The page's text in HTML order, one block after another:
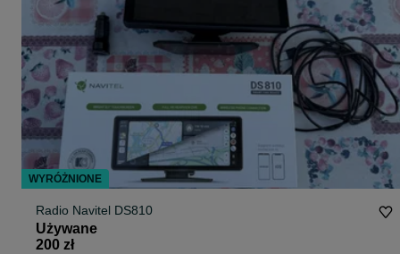
Radio Navitel DS810
Używane
200 zł
WYRÓŻNIONE